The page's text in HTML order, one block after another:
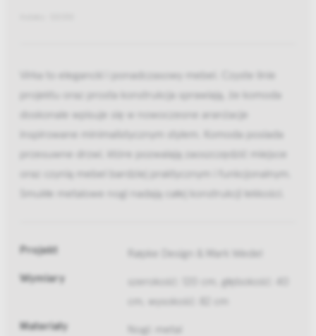
Virka to elegancki i ponadczasowy mebel. Czyste linie
projektu oraz prosta konstrukcja sprawiają, że komoda
doskonale wpisuje się w nowoczesne aranżacje
inspirowane minimalistycznym stylem. Komoda posiada
przesuwne drzwi, które pozwalają zaoszczędzić miejsce
oraz czynią mebel bardziej praktycznym i funkcjonalnym.
Smukłe metalowe nogi nadają całej konstrukcji lekkości.
Projekt Røpke Design & Mark Wedel
Wymiary
szerokość: 120 cm, głębokość: 40
cm, wysokość: 82 cm
Materiały
Nogi: metal